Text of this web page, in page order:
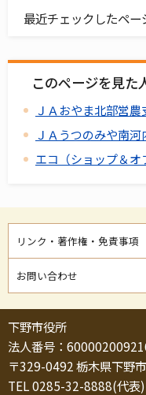
最近チェックしたペー
このページを見た
ＪＡおやま北部営農
ＪＡうつのみや南河
エコ（ショップ＆オ
リンク・著作権・免責事項
お問い合わせ
下野市役所
法人番号：
〒329-0492 栃木県下野
TEL 0285-32-8888(代